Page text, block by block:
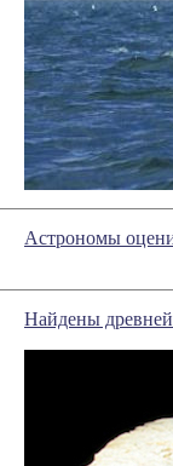
Астрономы
Найдены